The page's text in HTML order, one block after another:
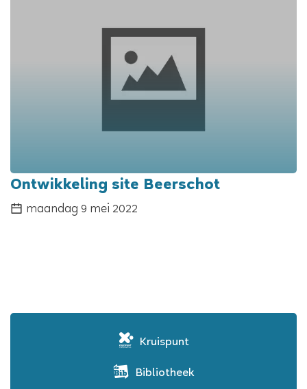
Ontwikkeling site Beerschot
maandag 9 mei 2022
Kruispunt
Bibliotheek